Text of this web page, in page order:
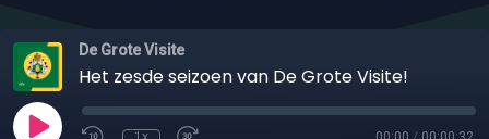
De Grote Visite
Het zesde seizoen van De Grote Visite!